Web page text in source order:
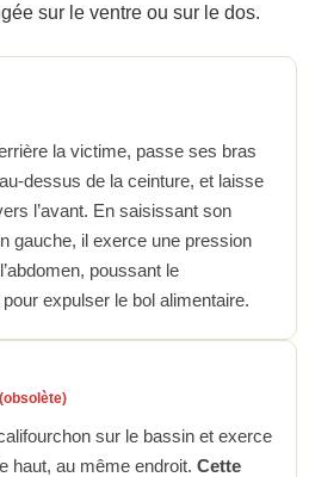
sur le ventre ou sur le dos.
la victime, passe ses bras
dessus de la ceinture, et laisse
l’avant. En saisissant son
gauche, il exerce une pression
poussant le
expulser le bol alimentaire.
(obsolète)
sur le bassin et exerce
haut, au même endroit. Cette